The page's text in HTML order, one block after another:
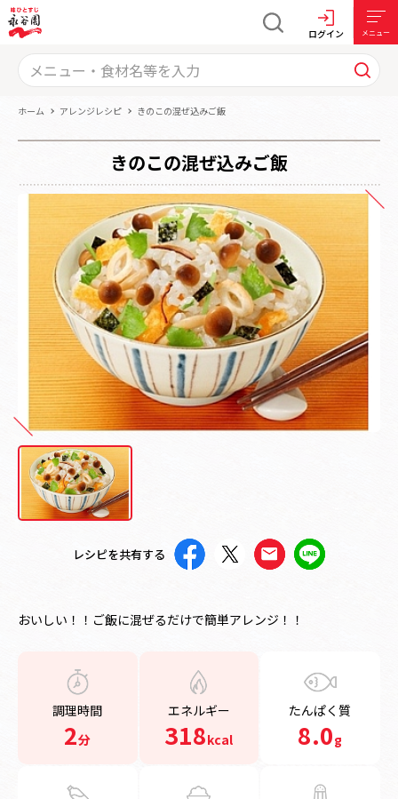
ログイン メニュー
ホーム アレンジレシピ きのこの混ぜ込みご飯
きのこの混ぜ込みご飯
レシピを共有する
おいしい！！ご飯に混ぜるだけで簡単アレンジ！！
調理時間
2分
エネルギー
318kcal
たんぱく質
8.0g